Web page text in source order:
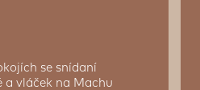
se snídaní
vláček na Machu